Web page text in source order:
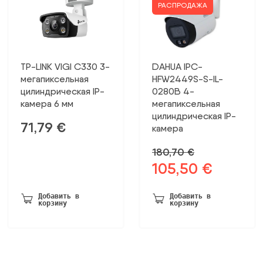
TP-LINK VIGI C330 3-
мегапиксельная
цилиндрическая IP-
камера 6 мм
71,79 €
Добавить в
корзину
РАСПРОДАЖА
DAHUA IPC-
HFW2449S-S-IL-
0280B 4-
мегапиксельная
цилиндрическая IP-
камера
180,70€
Первоначальная
была:
180,70 €.
105,50 €
Добавить в
корзину